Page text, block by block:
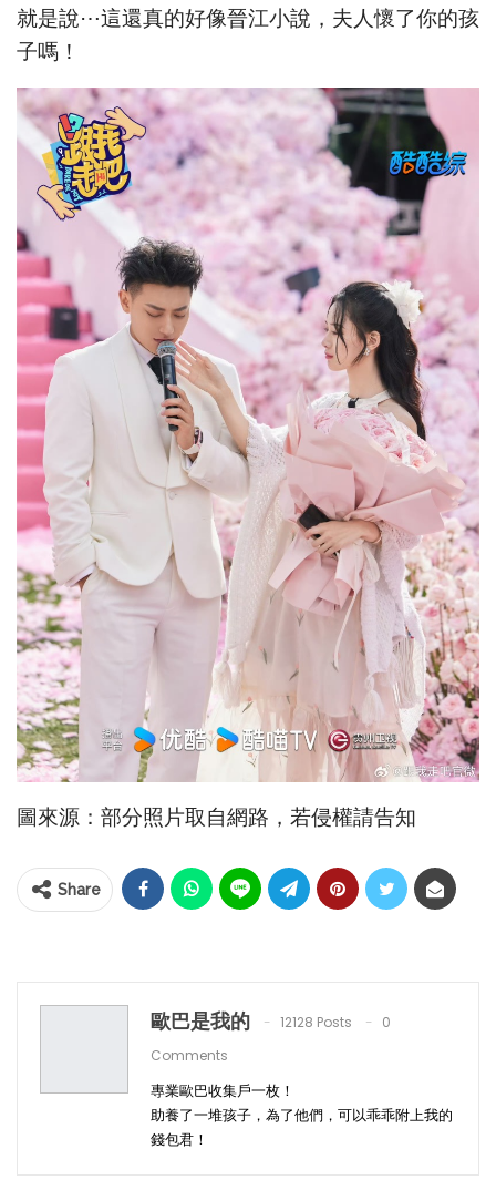
就是說⋯這還真的好像晉江小說，夫人懷了你的孩
子嗎！
圖來源：部分照片取自網路，若侵權請告知
Share
歐巴是我的 12128 Posts
0
Comments
專業歐巴收集戶一枚！
助養了一堆孩子，為了他們，可以乖乖附上我的
錢包君！